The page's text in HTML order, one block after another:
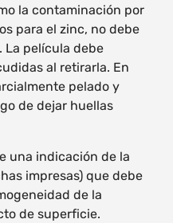
la contaminación por
para el zinc, no debe
La película debe
al retirarla. En
pelado y
de dejar huellas
una indicación de la
impresas) que debe
de la
de superficie.